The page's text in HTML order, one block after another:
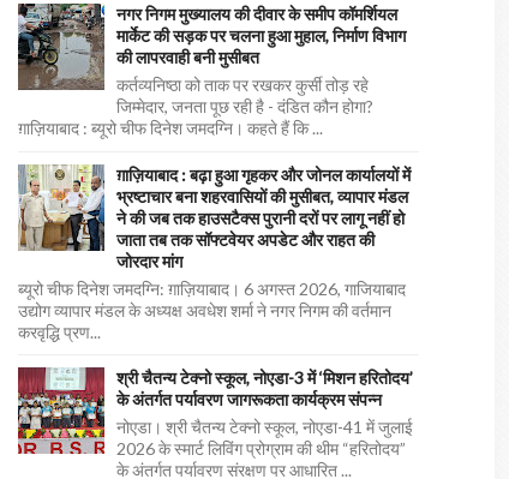
नगर निगम मुख्यालय की दीवार के समीप कॉमर्शियल
मार्केट की सड़क पर चलना हुआ मुहाल, निर्माण विभाग
की लापरवाही बनी मुसीबत
कर्तव्यनिष्ठा को ताक पर रखकर कुर्सी तोड़ रहे
जिम्मेदार, जनता पूछ रही है - दंडित कौन होगा?
ग़ाज़ियाबाद : ब्यूरो चीफ दिनेश जमदग्नि। कहते हैं कि ...
ग़ाज़ियाबाद : बढ़ा हुआ गृहकर और जोनल कार्यालयों में
भ्रष्टाचार बना शहरवासियों की मुसीबत, व्यापार मंडल
ने की जब तक हाउसटैक्स पुरानी दरों पर लागू नहीं हो
जाता तब तक सॉफ्टवेयर अपडेट और राहत की
जोरदार मांग
ब्यूरो चीफ दिनेश जमदग्नि: ग़ाज़ियाबाद। 6 अगस्त 2026, गाजियाबाद
उद्योग व्यापार मंडल के अध्यक्ष अवधेश शर्मा ने नगर निगम की वर्तमान
करवृद्धि प्रण...
श्री चैतन्य टेक्नो स्कूल, नोएडा-3 में ‘मिशन हरितोदय’
के अंतर्गत पर्यावरण जागरूकता कार्यक्रम संपन्न
नोएडा। श्री चैतन्य टेक्नो स्कूल, नोएडा-41 में जुलाई
2026 के स्मार्ट लिविंग प्रोग्राम की थीम “हरितोदय”
के अंतर्गत पर्यावरण संरक्षण पर आधारित ...